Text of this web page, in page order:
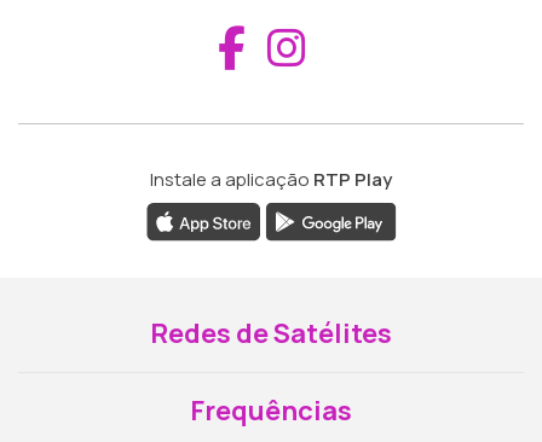
Aceder ao
Instale a aplicação RTP Play
Redes de Satélites
Frequências